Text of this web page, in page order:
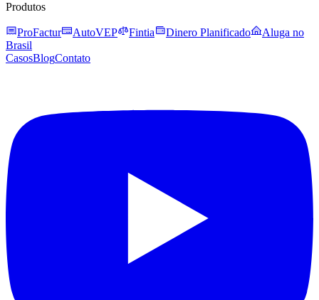
Produtos
ProFactur AutoVEP Fintia Dinero Planificado
Aluga no
Brasil
CasosBlogContato